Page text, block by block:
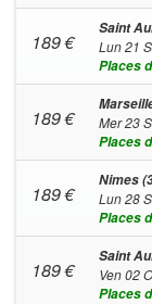
189€
Saint
Lun 21
Places
189€
Mer 23
Places
189€
Nimes
Lun 28
Places
189€
Saint
Ven 02
Places